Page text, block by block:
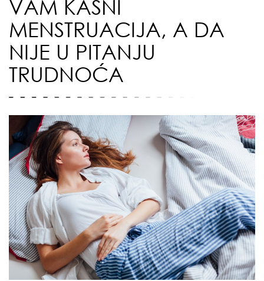
VAM KASNI
MENSTRUACIJA, A DA
NIJE U PITANJU
TRUDNOĆA